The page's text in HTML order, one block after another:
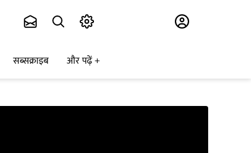
सब्सक्राइब और पढ़ें